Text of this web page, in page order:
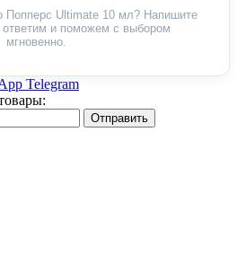
Попперс Ultimate 10 мл? Напишите
и поможем с выбором
мгновенно.
Telegram
Отправить